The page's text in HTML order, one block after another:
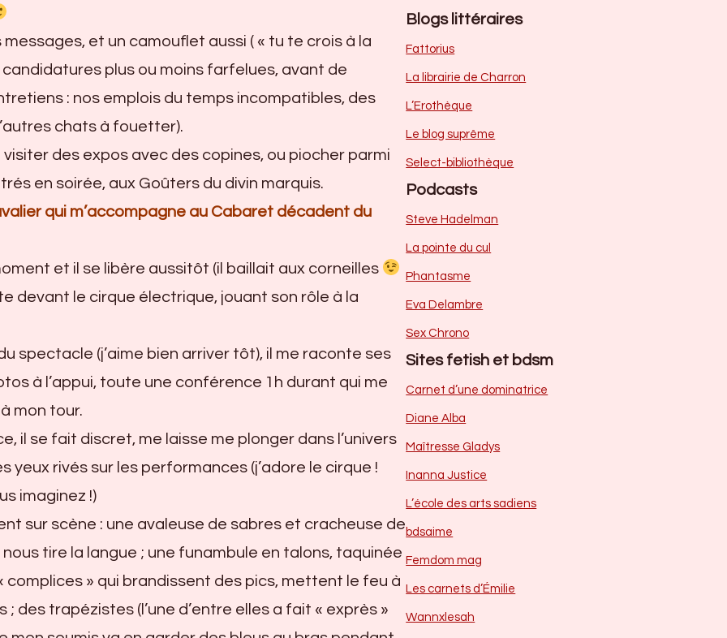
messages, et un camouflet aussi ( « tu te crois à la
candidatures plus ou moins farfelues, avant de
: nos emplois du temps incompatibles, des
chats à fouetter).
des expos avec des copines, ou piocher parmi
en soirée, aux Goûters du divin marquis.
qui m’accompagne au Cabaret décadent du
et il se libère aussitôt (il baillait aux corneilles
devant le cirque électrique, jouant son rôle à la
spectacle (j’aime bien arriver tôt), il me raconte ses
à l’appui, toute une conférence 1h durant qui me
mon tour.
il se fait discret, me laisse me plonger dans l’univers
yeux rivés sur les performances (j’adore le cirque !
imaginez !)
sur scène : une avaleuse de sabres et cracheuse de
tire la langue ; une funambule en talons, taquinée
complices » qui brandissent des pics, mettent le feu à
des trapézistes (l’une d’entre elles a fait « exprès »
Blogs littéraires
Fattorius
La librairie de Charron
L’Erothèque
Le blog suprême
Select-bibliothèque
Podcasts
Steve Hadelman
La pointe du cul
Phantasme
Eva Delambre
Sex Chrono
Sites fetish et bdsm
Carnet d’une dominatrice
Diane Alba
Maîtresse Gladys
Inanna Justice
L’école des arts sadiens
bdsaime
Femdom mag
Les carnets d’Émilie
Wannxlesah